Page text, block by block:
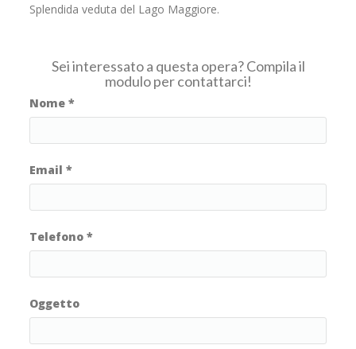
Splendida veduta del Lago Maggiore.
Sei interessato a questa opera? Compila il
modulo per contattarci!
Nome *
Email *
Telefono *
Oggetto